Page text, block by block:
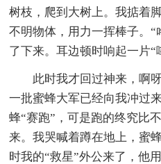
树枝，爬到大树上。我掂着
不明物体，用力一挥棒子。“
了下来。耳边顿时响起一片
此时我才回过神来，啊
一批蜜蜂大军已经向我冲过
蜂“赛跑”，可是跑的终究比
来。我哭喊着蹲在地上，蜜
时我的“救星”外公来了，他